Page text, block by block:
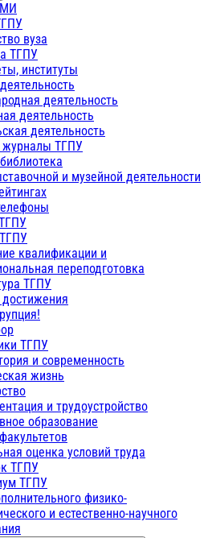
вуза
ТГПУ
институты
деятельность
деятельность
деятельность
журналы ТГПУ
и музейной деятельности
квалификации и
переподготовка
ТГПУ
ТГПУ
и современность
жизнь
и трудоустройство
образование
оценка условий труда
ТГПУ
ТГПУ
физико-
и естественно-научного